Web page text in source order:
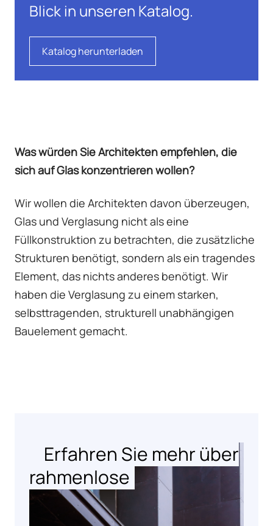
Blick in unseren Katalog.
Katalog herunterladen
Was würden Sie Architekten empfehlen, die
sich auf Glas konzentrieren wollen?
Wir wollen die Architekten davon überzeugen,
Glas und Verglasung nicht als eine
Füllkonstruktion zu betrachten, die zusätzliche
Strukturen benötigt, sondern als ein tragendes
Element, das nichts anderes benötigt. Wir
haben die Verglasung zu einem starken,
selbsttragenden, strukturell unabhängigen
Bauelement gemacht.
Erfahren Sie mehr über
rahmenlose